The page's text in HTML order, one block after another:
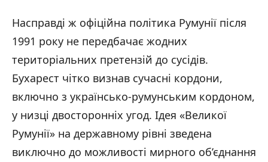
Насправді ж офіційна політика Румунії після
1991 року не передбачає жодних
територіальних претензій до сусідів.
Бухарест чітко визнав сучасні кордони,
включно з українсько-румунським кордоном,
у низці двосторонніх угод. Ідея «Великої
Румунії» на державному рівні зведена
виключно до можливості мирного об’єднання